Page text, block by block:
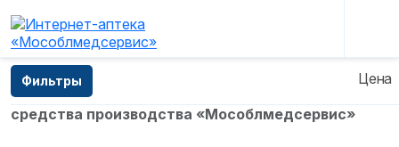
Главная —
Продукция производства
ГБУ МО Мособлмедсервис
средства производства «Мособлмедсервис»
Фильтры Цена